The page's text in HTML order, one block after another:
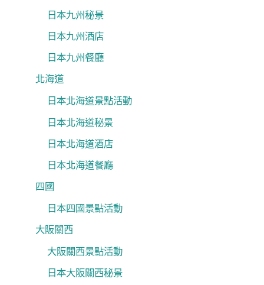
日本九州秘景
日本九州酒店
日本九州餐廳
北海道
日本北海道景點活動
日本北海道秘景
日本北海道酒店
日本北海道餐廳
四國
日本四國景點活動
大阪關西
大阪關西景點活動
日本大阪關西秘景